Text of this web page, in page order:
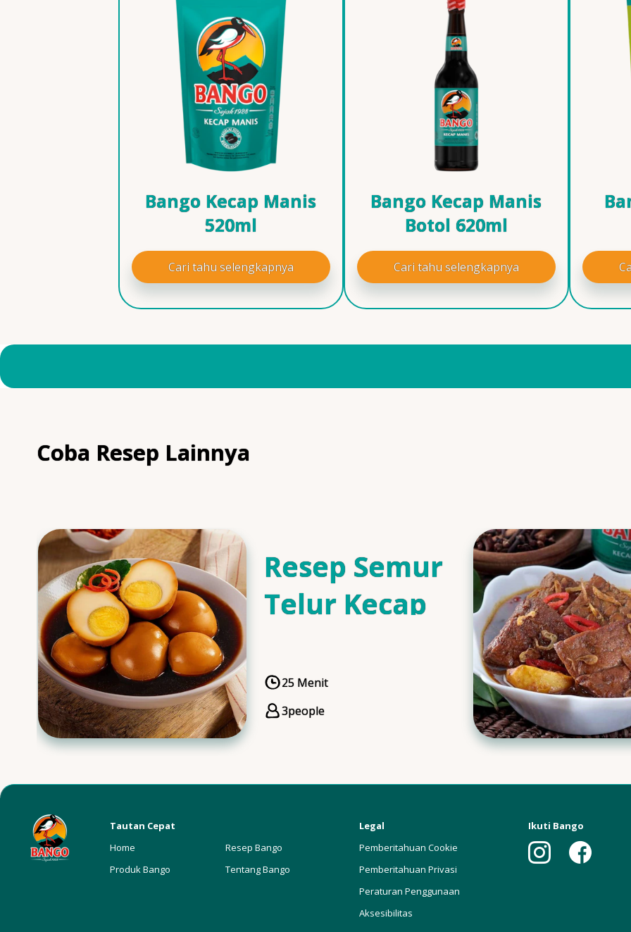
Bango Kecap Manis
520ml
Cari tahu selengkapnya
Bango Kecap Manis
Botol 620ml
Cari tahu selengkapnya
Coba Resep Lainnya
Resep Semur
Telur Kecap
CookingTime
25 Menit
Servings
3people
Tautan Cepat
Home
Produk Bango
Resep Bango
Tentang Bango
Legal
Pemberitahuan Cookie
Pemberitahuan Privasi
Peraturan Penggunaan
Aksesibilitas
Ikuti Bango